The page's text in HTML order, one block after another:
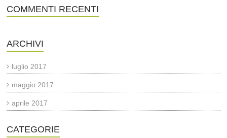
COMMENTI RECENTI
ARCHIVI
luglio 2017
maggio 2017
aprile 2017
CATEGORIE